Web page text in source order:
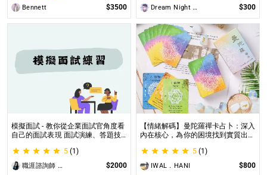
Bennett $3500
目，主要是為了讓主持人能少準備一
些東西。
Dream Night Butterfly $300
模擬面試 - 教你從企業面試官角度看
自己的面試表現 面試演練、答題技
5 (1)
職涯諮詢師 阿紫 $2000
【情緒解碼】曼陀羅禪卡占卜：深入
內在核心，為你的困境找到實質出口
情緒解析，打破人生卡關循環
5 (1)
IWAL．HANI $800